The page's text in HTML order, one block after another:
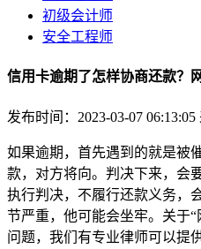
初级会计师
安全工程师
信用卡逾期了怎样协商还款？
发布时间：2023-03-07 06:13:05
如果逾期，首先遇到的就是被
款，对方将向。判决下来，会
执行判决，不履行还款义务，
节严重，他可能会坐牢。关于
问题，我们有专业律师可以提